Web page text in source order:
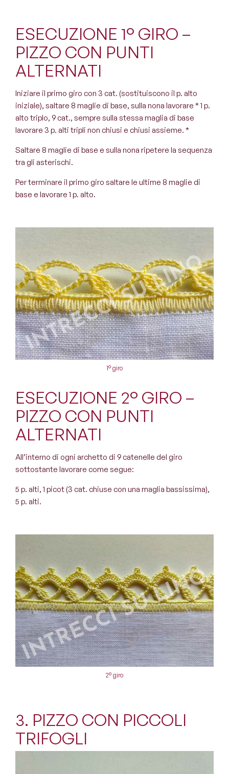
ESECUZIONE 1° GIRO –
PIZZO CON PUNTI
ALTERNATI
Iniziare il primo giro con 3 cat. (sostituiscono il p. alto
iniziale), saltare 8 maglie di base, sulla nona lavorare * 1 p.
alto triplo, 9 cat., sempre sulla stessa maglia di base
lavorare 3 p. alti tripli non chiusi e chiusi assieme. *
Saltare 8 maglie di base e sulla nona ripetere la sequenza
tra gli asterischi.
Per terminare il primo giro saltare le ultime 8 maglie di
base e lavorare 1 p. alto.
1° giro
ESECUZIONE 2° GIRO –
PIZZO CON PUNTI
ALTERNATI
All’interno di ogni archetto di 9 catenelle del giro
sottostante lavorare come segue:
5 p. alti, 1 picot (3 cat. chiuse con una maglia bassissima),
5 p. alti.
2° giro
3. PIZZO CON PICCOLI
TRIFOGLI